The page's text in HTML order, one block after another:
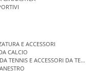
E ACCESSORI
CALCIO
TENNIS E ACCESSORI DA TENNIS